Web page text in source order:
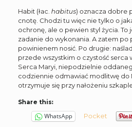
Habit (łac. habitus) oznacza dobre
cnotę. Chodzi tu więc nie tylko o
ochronę, ale o pewien styl życia. To
zadanie do wykonania. A zatem po
powinienem nosić. Po drugie:
przede wszystkim o czystość serca
Serca Maryi, niepodzielnie
codziennie odmawiać modlitwę do
otrzymuje się przy nałożeniu
Share this:
WhatsApp Pocket